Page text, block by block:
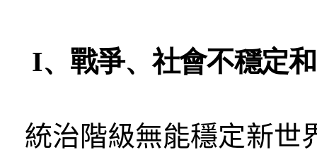
I、戰爭、社會不穩定
統治階級無能穩定新世